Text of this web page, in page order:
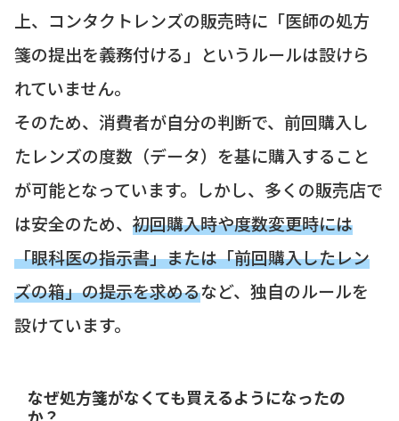
上、コンタクトレンズの販売時に「医師の処方
箋の提出を義務付ける」というルールは設けら
れていません。
そのため、消費者が自分の判断で、前回購入し
たレンズの度数（データ）を基に購入すること
が可能となっています。しかし、多くの販売店で
は安全のため、 初回購入時や度数変更時には
「眼科医の指示書」または「前回購入したレン
ズの箱」の提示を求めるなど、独自のルールを
設けています。
なぜ処方箋がなくても買えるようになったの